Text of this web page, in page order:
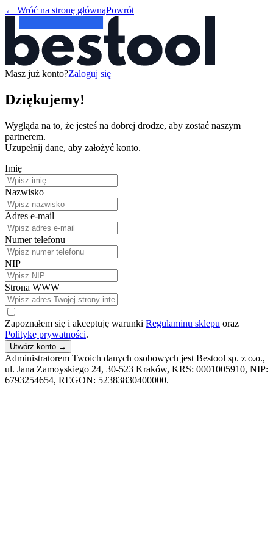
← Wróć na stronę głównąPowrót
Masz już konto?Zaloguj się
Dziękujemy!
Wygląda na to, że jesteś na dobrej drodze, aby zostać naszym
partnerem.
Uzupełnij dane, aby założyć konto.
Imię
Nazwisko
Adres e-mail
Numer telefonu
NIP
Strona WWW
Zapoznałem się i akceptuję warunki Regulaminu sklepu oraz
Politykę prywatności.
Utwórz konto →
Administratorem Twoich danych osobowych jest Bestool sp. z o.o.,
ul. Jana Zamoyskiego 24, 30-523 Kraków, KRS: 0001005910, NIP:
6793254654, REGON: 52383830400000.